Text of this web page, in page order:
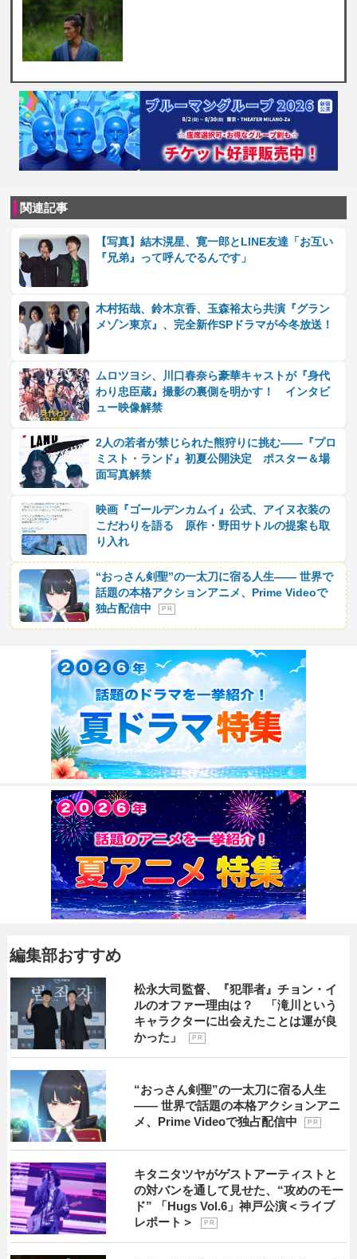
関連記事
【写真】結木滉星、寛一郎とLINE友達「お互い
『兄弟』って呼んでるんです」
木村拓哉、鈴木京香、玉森裕太ら共演『グラン
メゾン東京』、完全新作SPドラマが今冬放送！
ムロツヨシ、川口春奈ら豪華キャストが『身代
わり忠臣蔵』撮影の裏側を明かす！ インタビ
ュー映像解禁
2人の若者が禁じられた熊狩りに挑む――『プロ
ミスト・ランド』初夏公開決定 ポスター＆場
面写真解禁
映画『ゴールデンカムイ』公式、アイヌ衣装の
こだわりを語る 原作・野田サトルの提案も取
り入れ
“おっさん剣聖”の一太刀に宿る人生―― 世界で
話題の本格アクションアニメ、Prime Videoで
独占配信中
P R
編集部おすすめ
松永大司監督、『犯罪者』チョン・イ
ルのオファー理由は？ 「滝川という
キャラクターに出会えたことは運が良
かった」
P R
“おっさん剣聖”の一太刀に宿る人生
―― 世界で話題の本格アクションアニ
メ、Prime Videoで独占配信中
P R
キタニタツヤがゲストアーティストと
の対バンを通して見せた、“攻めのモー
ド” 「Hugs Vol.6」神戸公演＜ライブ
レポート＞
P R